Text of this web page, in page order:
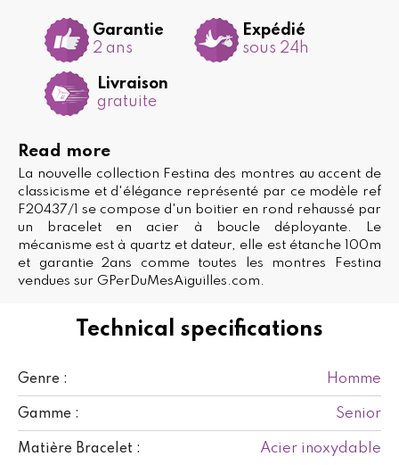
Technical specifications
Genre : Homme
Gamme : Senior
Matière Bracelet : Acier inoxydable
Garantie
2 ans
Expédié
sous 24h
Livraison
gratuite
Read more
La nouvelle collection Festina des montres au accent de
classicisme et d'élégance représenté par ce modèle ref
F20437/1 se compose d'un boitier en rond rehaussé par
un bracelet en acier à boucle déployante. Le
mécanisme est à quartz et dateur, elle est étanche 100m
et garantie 2ans comme toutes les montres Festina
vendues sur GPerDuMesAiguilles.com.